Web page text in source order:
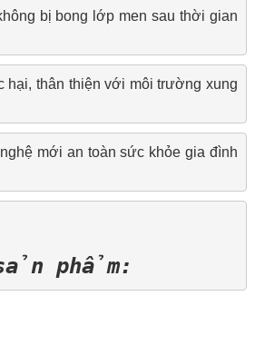
bị bong lớp men sau thời gian
hại, thân thiện với môi trường xung
mới an toàn sức khỏe gia đình
phẩm: